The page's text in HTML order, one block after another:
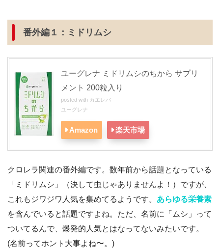
番外編１：ミドリムシ
ユーグレナ ミドリムシのちから サプリ
メント 200粒入り
posted with カエレバ
ユーグレナ
Amazon 楽天市場
クロレラ関連の番外編です。数年前から話題となっている
「ミドリムシ」（決して虫じゃありませんよ！）ですが、
これもジワジワ人気を集めてるようです。 あらゆる栄養素
を含んでいると話題ですよね。ただ、名前に「ムシ」って
ついてるんで、爆発的人気とはなってないみたいです。
(名前ってホント大事よね〜。)